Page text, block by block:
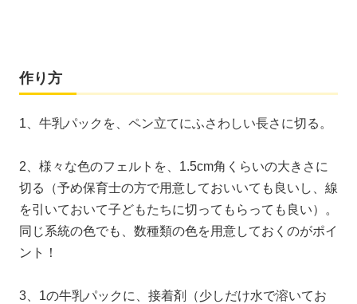
作り方
1、牛乳パックを、ペン立てにふさわしい長さに切る。
2、様々な色のフェルトを、1.5cm角くらいの大きさに
切る（予め保育士の方で用意しておいいても良いし、線
を引いておいて子どもたちに切ってもらっても良い）。
同じ系統の色でも、数種類の色を用意しておくのがポイ
ント！
3、1の牛乳パックに、接着剤（少しだけ水で溶いてお